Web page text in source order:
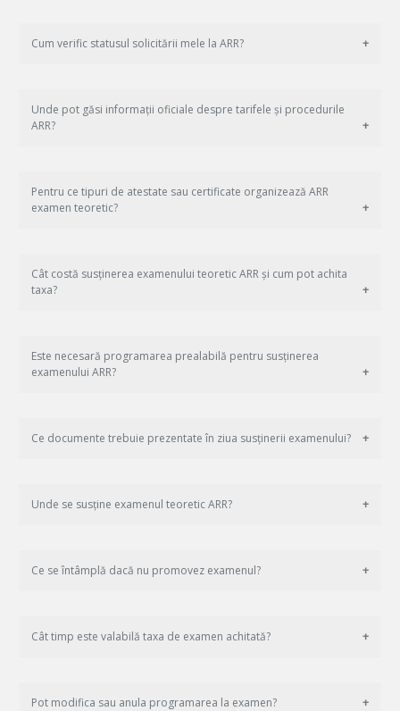
Cum verific statusul solicitării mele la ARR?
Unde pot găsi informații oficiale despre tarifele și procedurile
ARR?
Pentru ce tipuri de atestate sau certificate organizează ARR
examen teoretic?
Cât costă susținerea examenului teoretic ARR și cum pot achita
taxa?
Este necesară programarea prealabilă pentru susținerea
examenului ARR?
Ce documente trebuie prezentate în ziua susținerii examenului?
Unde se susține examenul teoretic ARR?
Ce se întâmplă dacă nu promovez examenul?
Cât timp este valabilă taxa de examen achitată?
Pot modifica sau anula programarea la examen?